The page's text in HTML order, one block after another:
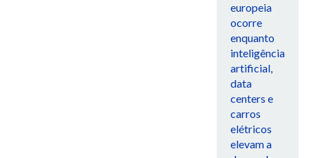
europeia
ocorre
enquanto
inteligência
artificial,
data
centers e
carros
elétricos
elevam a